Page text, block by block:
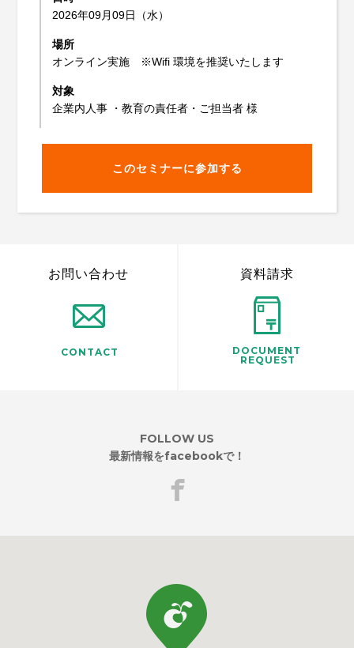
2026年09月09日（水）
場所
オンライン実施 ※Wifi 環境を推奨いたします
対象
企業内人事 ・教育の責任者・ご担当者 様
このセミナーに参加する
CONTACT
お問い合わせ
DOCUMENT
REQUEST
資料請求
FOLLOW US
最新情報をfacebookで！